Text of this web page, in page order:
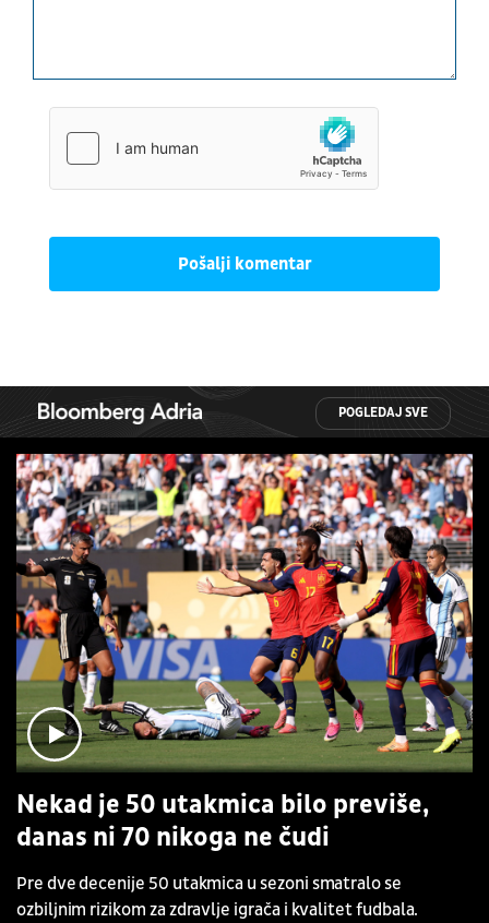
Pošalji komentar
POGLEDAJ SVE
Nekad je 50 utakmica bilo previše,
danas ni 70 nikoga ne čudi
Pre dve decenije 50 utakmica u sezoni smatralo se
ozbiljnim rizikom za zdravlje igrača i kvalitet fudbala.